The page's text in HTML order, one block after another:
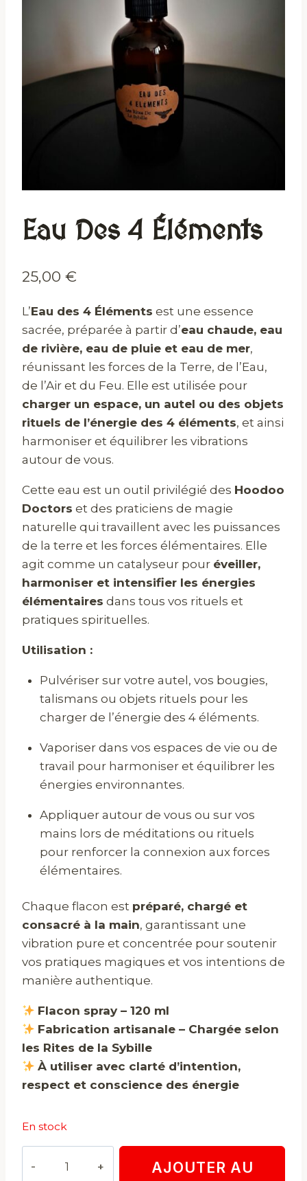
Eau Des 4 Éléments
25,00 €
L’Eau des 4 Éléments est une essence
sacrée, préparée à partir d’eau chaude, eau
de rivière, eau de pluie et eau de mer,
réunissant les forces de la Terre, de l’Eau,
de l’Air et du Feu. Elle est utilisée pour
charger un espace, un autel ou des objets
rituels de l’énergie des 4 éléments, et ainsi
harmoniser et équilibrer les vibrations
autour de vous.
Cette eau est un outil privilégié des Hoodoo
Doctors et des praticiens de magie
naturelle qui travaillent avec les puissances
de la terre et les forces élémentaires. Elle
agit comme un catalyseur pour éveiller,
harmoniser et intensifier les énergies
élémentaires dans tous vos rituels et
pratiques spirituelles.
Utilisation :
Pulvériser sur votre autel, vos bougies,
talismans ou objets rituels pour les
charger de l’énergie des 4 éléments.
Vaporiser dans vos espaces de vie ou de
travail pour harmoniser et équilibrer les
énergies environnantes.
Appliquer autour de vous ou sur vos
mains lors de méditations ou rituels
pour renforcer la connexion aux forces
élémentaires.
Chaque flacon est préparé, chargé et
consacré à la main, garantissant une
vibration pure et concentrée pour soutenir
vos pratiques magiques et vos intentions de
manière authentique.
Flacon spray – 120 ml
Fabrication artisanale – Chargée selon
les Rites de la Sybille
À utiliser avec clarté d’intention,
respect et conscience des énergie
En stock
AJOUTER AU